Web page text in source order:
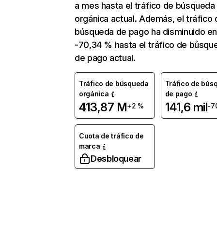
a mes hasta el tráfico de búsqueda
orgánica actual. Además, el tráfico
búsqueda de pago ha disminuido en
-70,34 % hasta el tráfico de
de pago actual.
Tráfico de búsqueda
orgánica
413,87 M+2 %
Tráfico de
de pago
141,6 mil-
Cuota de tráfico de
marca
Desbloquear